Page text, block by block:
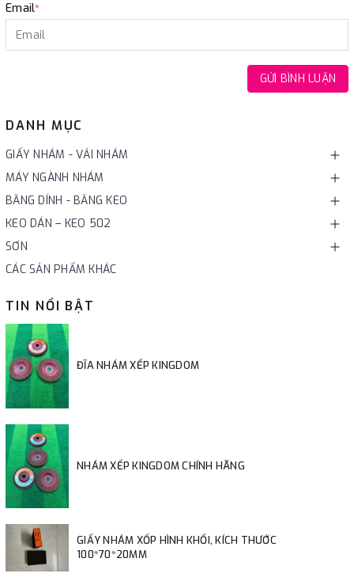
DANH MỤC
GIẤY NHÁM - VẢI NHÁM
MÁY NGÀNH NHÁM
BĂNG DÍNH - BĂNG KEO
KEO DÁN – KEO 502
SƠN
CÁC SẢN PHẨM KHÁC
TIN NỔI BẬT
ĐĨA NHÁM XẾP KINGDOM
NHÁM XẾP KINGDOM CHÍNH HÃNG
GIẤY NHÁM XỐP HÌNH KHỐI, KÍCH THƯỚC
100*70*20MM
Email*
GỬI BÌNH LUẬN